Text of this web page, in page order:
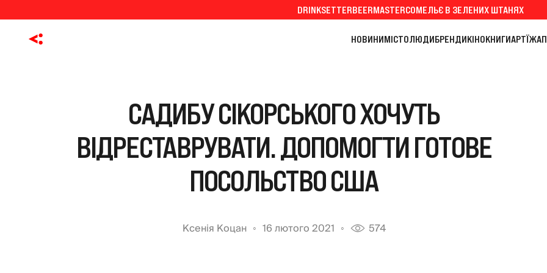
DRINKSETTERBEERMASTERСОМЕЛЬЄ В ЗЕЛЕНИХ ШТАНЯХ
НОВИНИМІСТОЛЮДИБРЕНДИКІНОКНИГИАРТЇЖА
САДИБУ СІКОРСЬКОГО ХОЧУТЬ
ВІДРЕСТАВРУВАТИ. ДОПОМОГТИ ГОТОВЕ
ПОСОЛЬСТВО США
Ксенія Коцан 16 лютого 2021 574